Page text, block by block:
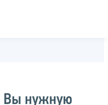
Вы нужную